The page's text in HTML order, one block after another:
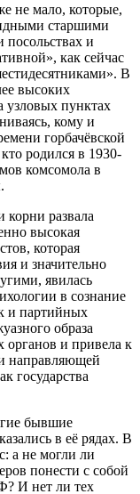
не мало, которые,
старшими
и
как сейчас
В
высоких
узловых пунктах
кому и
горбачёвской
родился в 1930-
комсомола в
развала
высокая
которая
и значительно
явилась
в сознание
и партийных
образа
органов и привела к
направляющей
государства
бывшие
в её рядах. В
а не могли ли
понести с собой
И нет ли тех